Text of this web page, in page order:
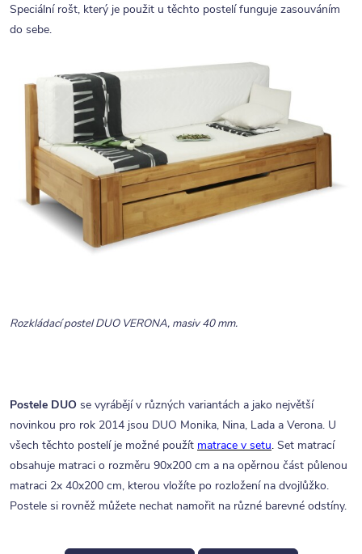
Speciální rošt, který je použit u těchto postelí funguje zasouváním
do sebe.
Rozkládací postel DUO VERONA, masiv 40 mm.
Postele DUO se vyrábějí v různých variantách a jako největší
novinkou pro rok 2014 jsou DUO Monika, Nina, Lada a Verona. U
všech těchto postelí je možné použít matrace v setu. Set matrací
obsahuje matraci o rozměru 90x200 cm a na opěrnou část půlenou
matraci 2x 40x200 cm, kterou vložíte po rozložení na dvojlůžko.
Postele si rovněž můžete nechat namořit na různé barevné odstíny.